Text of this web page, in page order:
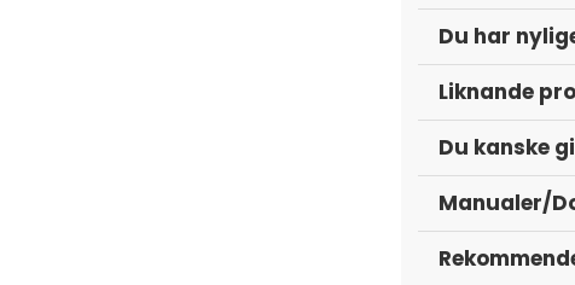
Du har
Liknande
Du kanske
Manualer/